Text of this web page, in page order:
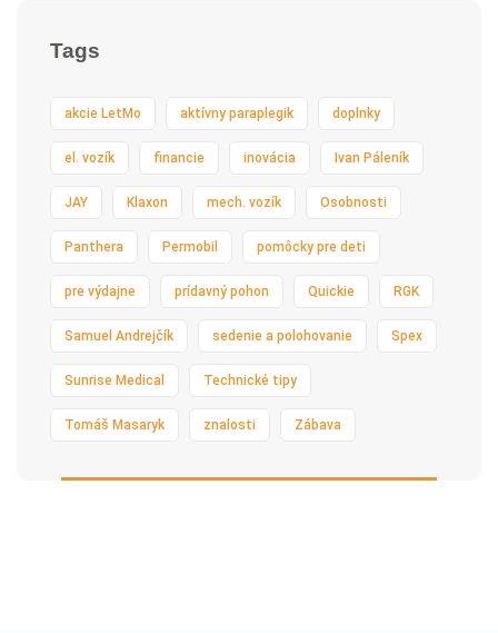
Tags
akcie LetMo aktívny paraplegik doplnky
el. vozík financie inovácia Ivan Páleník
JAY Klaxon mech. vozík Osobnosti
Panthera Permobil pomôcky pre deti
pre výdajne prídavný pohon Quickie RGK
Samuel Andrejčík sedenie a polohovanie Spex
Sunrise Medical Technické tipy
Tomáš Masaryk znalosti Zábava